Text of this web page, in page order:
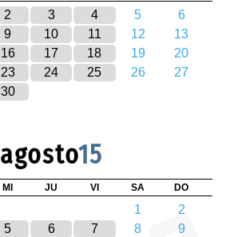
2 3 4 5
6
9 10 11 12
13
16 17 18 19
20
23 24 25 26
27
30
agosto15
MI JU VI SA DO
1
2
5 6 7 8
9